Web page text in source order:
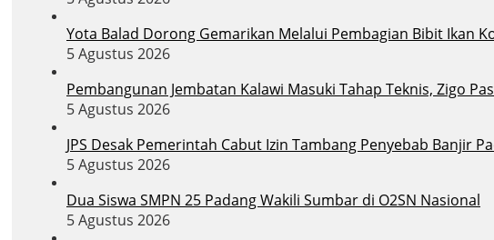
Yota Balad Dorong Gemarikan Melalui Pembagian Bibit Ikan
5 Agustus 2026
Pembangunan Jembatan Kalawi Masuki Tahap Teknis, Zigo
5 Agustus 2026
JPS Desak Pemerintah Cabut Izin Tambang Penyebab Banjir
5 Agustus 2026
Dua Siswa SMPN 25 Padang Wakili Sumbar di O2SN Nasional
5 Agustus 2026